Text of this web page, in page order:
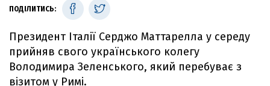
ПОДІЛИТИСЬ:
Президент Італії Серджо Маттарелла у середу
прийняв свого українського колегу
Володимира Зеленського, який перебуває з
візитом у Римі.